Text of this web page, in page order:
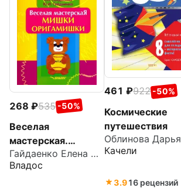
268 535 -50%
Веселая
мастерская.
Мишки-
оригамишки.
Гайдаенко Елена Анатольевна
Владос
461 922 -50%
Космические
путешествия
Облинова Дарья
Качели
3.916 рецензий